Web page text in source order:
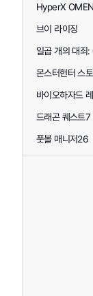
HyperX OMEN
브이 라이징
일곱 개의 대죄
몬스터헌터 스
바이오하자드
드래곤 퀘스트7
풋볼 매니저26